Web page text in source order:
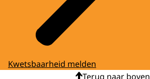
Kwetsbaarheid melden
Terug naar boven